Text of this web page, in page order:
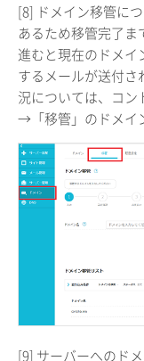
[8] ドメイン移管に
あるため移管完了
進むと現在のドメ
するメールが送付
況については、コン
→「移管」のドメイ
[9] サーバーへのド